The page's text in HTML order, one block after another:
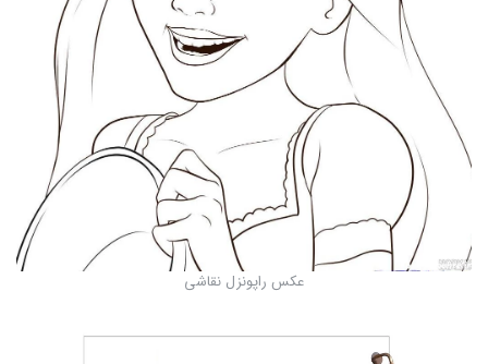
عکس راپونزل نقاشی